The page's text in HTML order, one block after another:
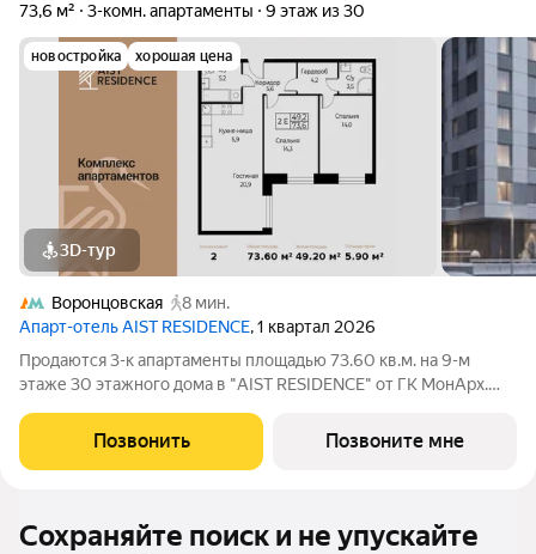
73,6 м²
3-комн. апартаменты 9 этаж из 30
новостройка хорошая цена
3D-тур
Воронцовская
8 мин.
Апарт-отель AIST RESIDENCE, 1 квартал 2026
Продаются 3-к апартаменты площадью 73.60 кв.м. на 9-м
этаже 30 этажного дома в "AIST RESIDENCE" от ГК МонАрх.
стремится к гармонии между динамичной городской жизнью и
отдыхом на природе.
Позвонить Позвоните мне
Сохраняйте поиск и не упускайте